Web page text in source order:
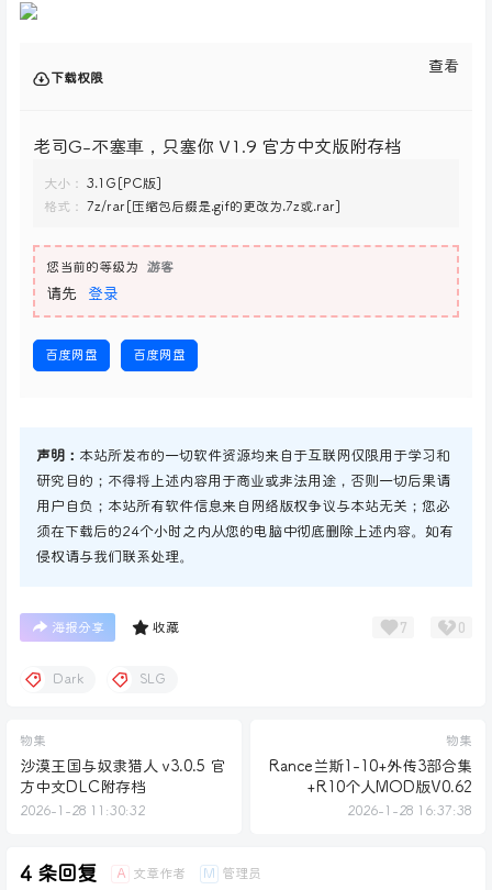
下载权限
查看
老司G-不塞車，只塞你 V1.9 官方中文版附存档
大小：
3.1G[PC版]
格式：
7z/rar[压缩包后缀是.gif的更改为.7z或.rar]
您当前的等级为 游客
请先 登录
百度网盘 百度网盘
声明： 本站所发布的一切软件资源均来自于互联网仅限用于学习和
研究目的；不得将上述内容用于商业或非法用途，否则一切后果请
用户自负；本站所有软件信息来自网络版权争议与本站无关；您必
须在下载后的24个小时之内从您的电脑中彻底删除上述内容。如有
侵权请与我们联系处理。
海报分享 收藏 7 0
Dark SLG
物集
沙漠王国与奴隶猎人 v3.0.5 官
方中文DLC附存档
2026-1-28 11:30:32
物集
Rance兰斯1-10+外传3部合集
+R10个人MOD版V0.62
2026-1-28 16:37:38
4 条回复 A 文章作者 M 管理员